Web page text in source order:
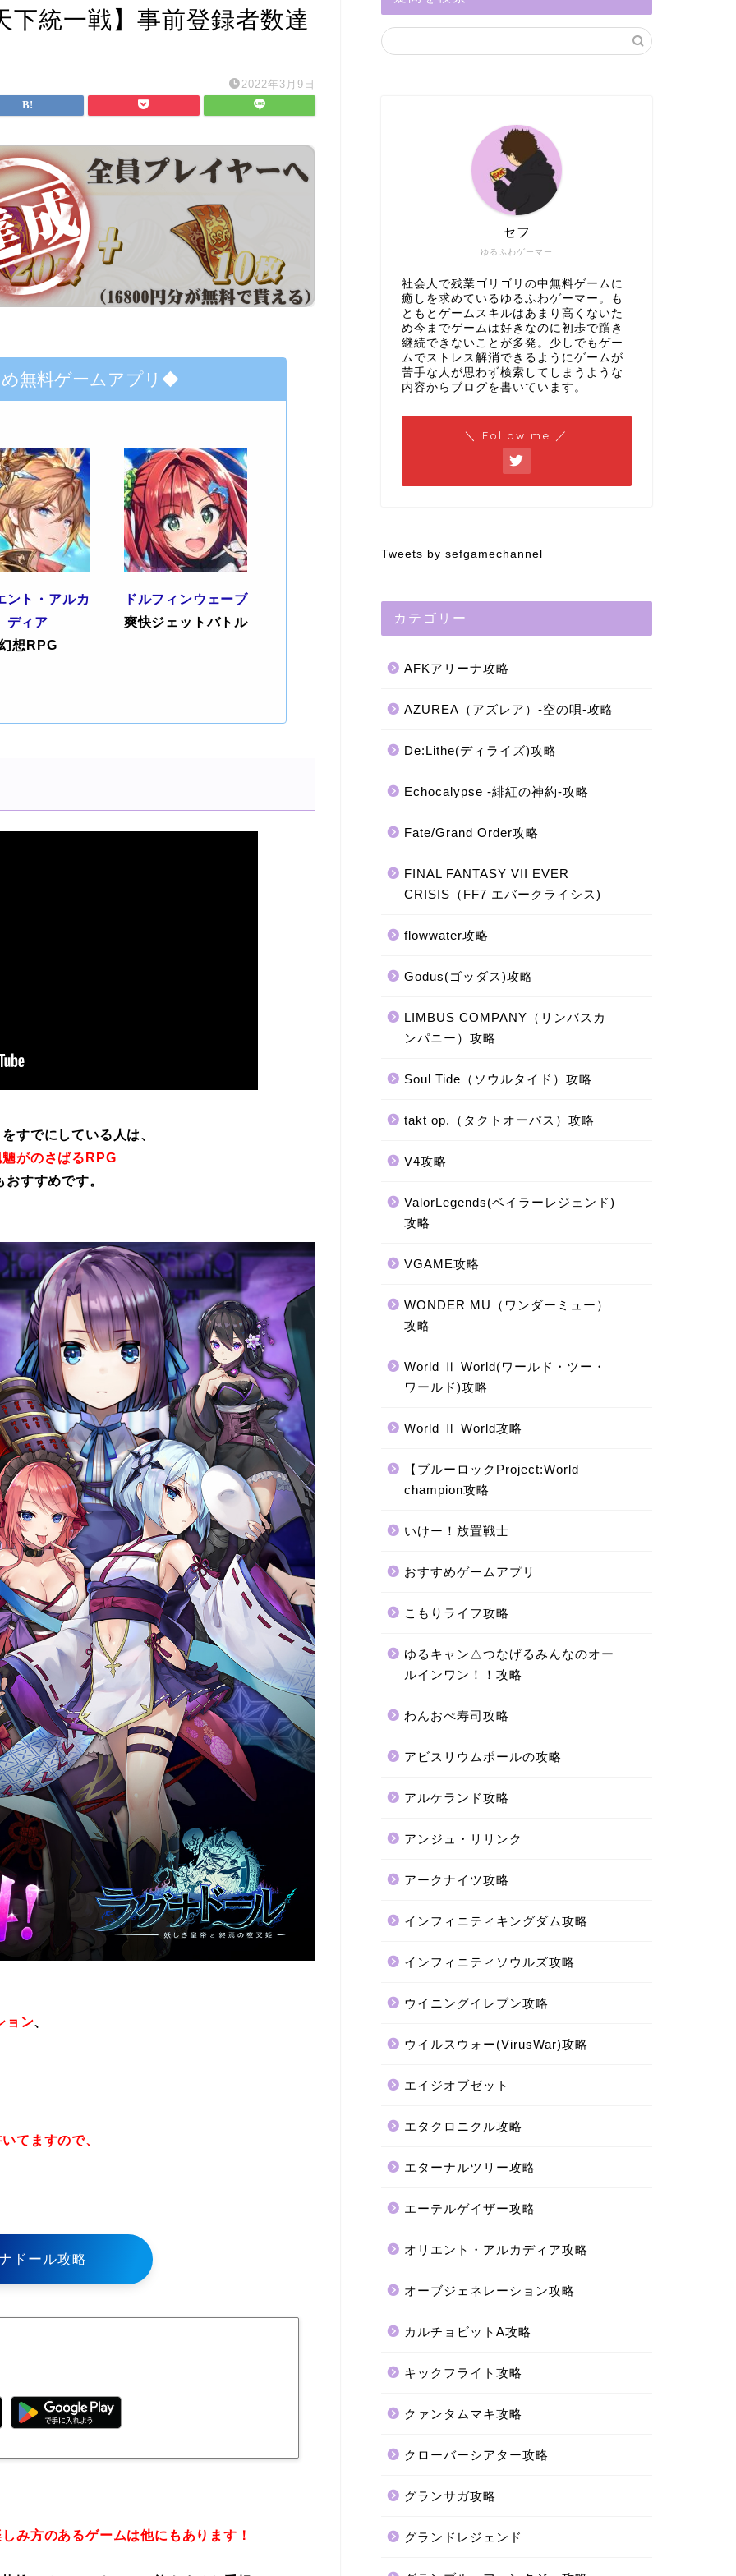
統一戦】事前登録者数達
2022年3月9日
無料ゲームアプリ◆
ント・アルカ
ディア
想RPG
ドルフィンウェーブ
爽快ジェットバトル
すでにしている人は、
がのさばるRPG
おすすめです。
ョン、
てますので、
ドール攻略
み方のあるゲームは他にもあります！
ゆるふわゲーマー
セフ
社会人で残業ゴリゴリの中無料ゲームに
癒しを求めているゆるふわゲーマー。も
ともとゲームスキルはあまり高くないた
め今までゲームは好きなのに初歩で躓き
継続できないことが多発。少しでもゲー
ムでストレス解消できるようにゲームが
苦手な人が思わず検索してしまうような
内容からブログを書いています。
＼ Follow me ／
Tweets by sefgamechannel
カテゴリー
AFKアリーナ攻略
AZUREA（アズレア）-空の唄-攻略
De:Lithe(ディライズ)攻略
Echocalypse -緋紅の神約-攻略
Fate/Grand Order攻略
FINAL FANTASY VII EVER
CRISIS（FF7 エバークライシス)
flowwater攻略
Godus(ゴッダス)攻略
LIMBUS COMPANY（リンバスカ
ンパニー）攻略
Soul Tide（ソウルタイド）攻略
takt op.（タクトオーパス）攻略
V4攻略
ValorLegends(ベイラーレジェンド)
攻略
VGAME攻略
WONDER MU（ワンダーミュー）
攻略
World Ⅱ World(ワールド・ツー・
ワールド)攻略
World Ⅱ World攻略
【ブルーロックProject:World
champion攻略
いけー！放置戦士
おすすめゲームアプリ
こもりライフ攻略
ゆるキャン△つなげるみんなのオー
ルインワン！！攻略
わんおぺ寿司攻略
アビスリウムポールの攻略
アルケランド攻略
アンジュ・リリンク
アークナイツ攻略
インフィニティキングダム攻略
インフィニティソウルズ攻略
ウイニングイレブン攻略
ウイルスウォー(VirusWar)攻略
エイジオブゼット
エタクロニクル攻略
エターナルツリー攻略
エーテルゲイザー攻略
オリエント・アルカディア攻略
オーブジェネレーション攻略
カルチョビットA攻略
キックフライト攻略
クァンタムマキ攻略
クローバーシアター攻略
グランサガ攻略
グランドレジェンド